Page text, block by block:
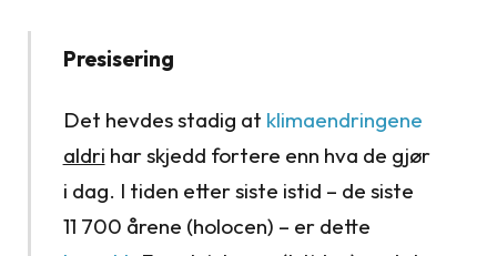
Presisering
Det hevdes stadig at klimaendringene
aldri har skjedd fortere enn hva de gjør
i dag. I tiden etter siste istid – de siste
11 700 årene (holocen) – er dette